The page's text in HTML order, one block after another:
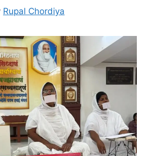
Rupal Chordiya